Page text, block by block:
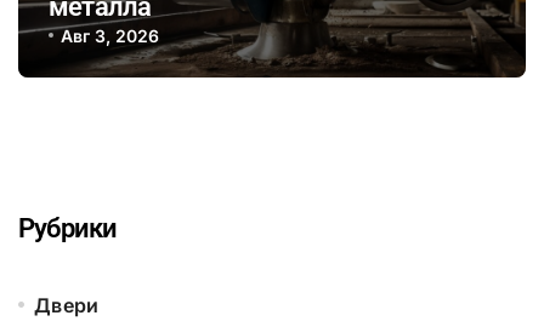
металла
Авг 3, 2026
Рубрики
Двери